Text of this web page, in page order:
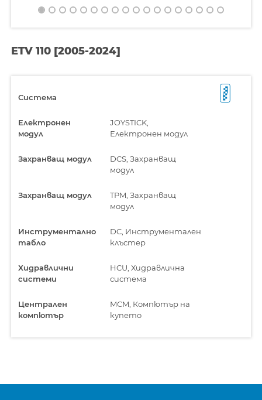
ETV 110 [2005-2024]
Система
Електронен
модул
JOYSTICK,
Електронен модул
Захранващ модул
DCS, Захранващ
модул
Захранващ модул
TPM, Захранващ
модул
Инструментално
табло
DC, Инструментален
клъстер
Хидравлични
системи
HCU, Хидравлична
система
Централен
компютър
MCM, Компютър на
купето